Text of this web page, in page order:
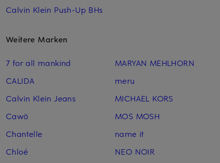
Calvin Klein Push-Up BHs
Weitere Marken
7 for all mankind
CALIDA
Calvin Klein Jeans
Cawö
Chantelle
Chloé
MARYAN MEHLHORN
meru
MICHAEL KORS
MOS MOSH
name it
NEO NOIR